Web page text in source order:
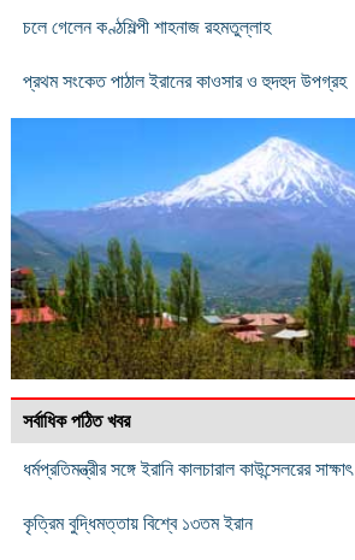
চলে গেলেন কণ্ঠশিল্পী শাহনাজ রহমতুল্লাহ
প্রথম সংকেত পাঠাল ইরানের কাওসার ও হুদহুদ উপগ্রহ
সর্বাধিক পঠিত খবর
ধর্মপ্রতিমন্ত্রীর সঙ্গে ইরানি কালচারাল কাউন্সেলরের সাক্ষাৎ
কৃত্রিম বুদ্ধিমত্তায় বিশ্বে ১৩তম ইরান